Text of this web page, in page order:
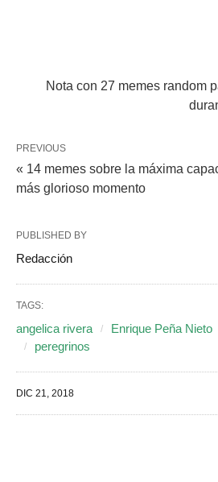
Nota con 27 memes random
PREVIOUS
« 14 memes sobre la máxima
más glorioso momento
PUBLISHED BY
Redacción
TAGS:
angelica rivera Enrique Peña Nieto
peregrinos
DIC 21, 2018